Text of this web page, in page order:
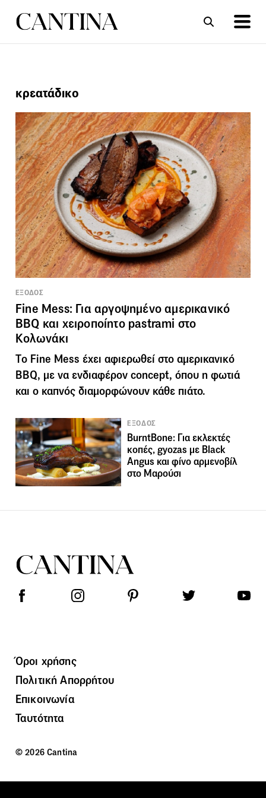
ΣΥΝΤΑΓΕΣ
κρεατάδικο
ΕΞΟΔΟΣ
Fine Mess: Για αργοψημένο αμερικανικό
BBQ και χειροποίητο pastrami στο
Κολωνάκι
Τo Fine Mess έχει αφιερωθεί στο αμερικανικό
BBQ, με να ενδιαφέρον concept, όπου η φωτιά
και ο καπνός διαμορφώνουν κάθε πιάτο.
ΕΞΟΔΟΣ
BurntBone: Για εκλεκτές
κοπές, gyozas με Black
Angus και φίνο αρμενοβίλ
στο Μαρούσι
Όροι χρήσης
Πολιτική Απορρήτου
Επικοινωνία
Ταυτότητα
© 2026 Cantina